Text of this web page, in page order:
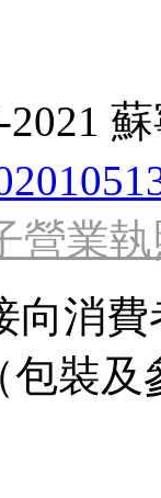
營業
向消
包裝